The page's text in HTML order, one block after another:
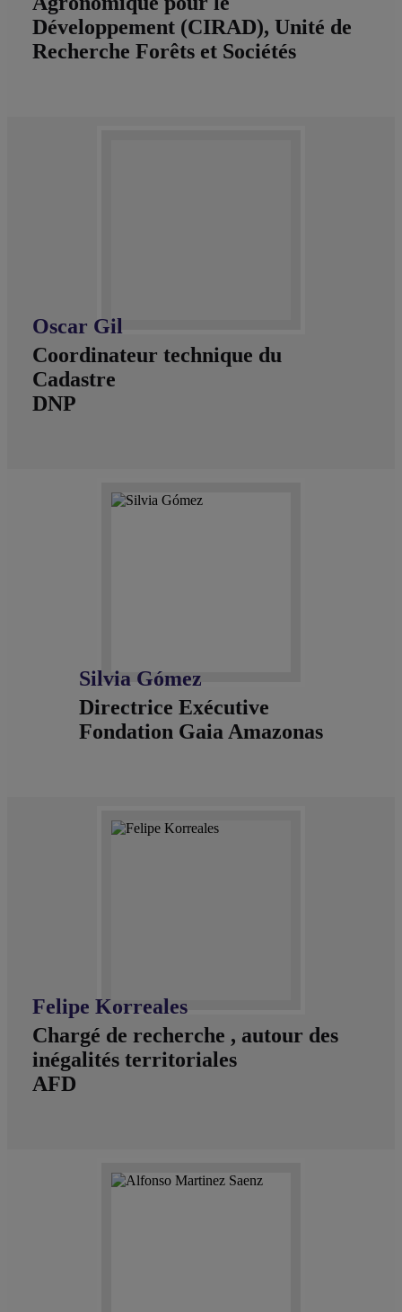
Développement (CIRAD), Unité de
Recherche Forêts et Sociétés
Oscar Gil
Coordinateur technique du
Cadastre
DNP
Silvia Gómez
Directrice Exécutive
Fondation Gaia Amazonas
Felipe Korreales
Chargé de recherche , autour des
inégalités territoriales
AFD